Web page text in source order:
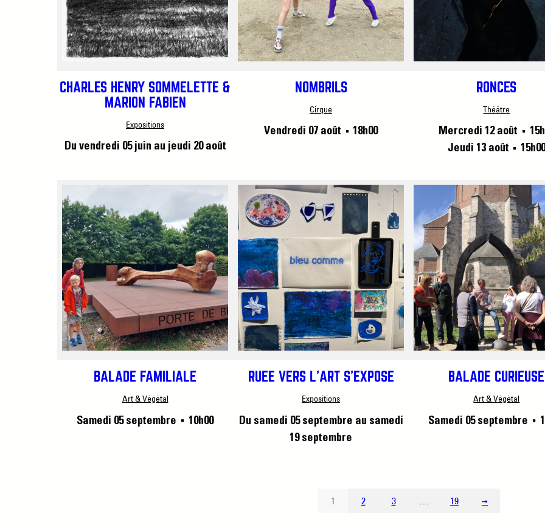
CHARLES HENRY SOMMELETTE &
MARION FABIEN
Expositions
Du vendredi 05 juin au jeudi 20 août
NOMBRILS
Cirque
Vendredi 07 août ■ 18h00
RONCES
Théâtre
Mercredi 12 août ■
Jeudi 13 août
■
BALADE FAMILIALE
Art & Végétal
Samedi 05 septembre ■ 10h00
RUÉE VERS L’ART S’EXPOSE
Expositions
Du samedi 05 septembre au samedi
19 septembre
BALADE CURIEUSE
Art & Végétal
Samedi 05 septembre ■
1 2 3 19 →